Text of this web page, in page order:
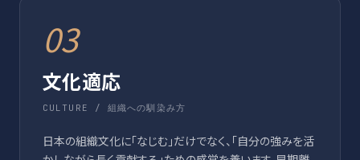
03
文化適応
CULTURE / 組織への馴染み方
日本の組織文化に「なじむ」だけでなく、「自分の強みを活